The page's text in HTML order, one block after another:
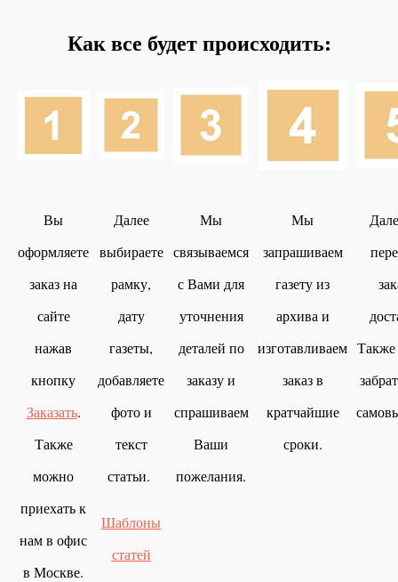
Как все будет происходить:
Вы
оформляете
заказ на
сайте
нажав
кнопку
Заказать.
Также
можно
приехать к
нам в офис
в Москве.
Далее
выбираете
рамку,
дату
газеты,
добавляете
фото и
текст
статьи.
Шаблоны
статей
Мы
связываемся
с Вами для
уточнения
деталей по
заказу и
спрашиваем
Ваши
пожелания.
Мы
запрашиваем
газету из
архива и
изготавливаем
заказ в
кратчайшие
сроки.